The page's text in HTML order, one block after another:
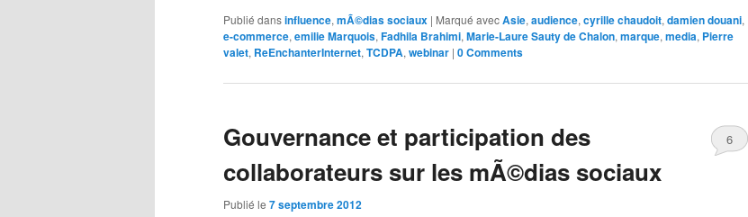
Publié dansinfluence, mÃ©dias sociaux | Marqué avecAsie, audience, cyrille chaudoit, damien douani,
e-commerce, emilie Marquois, Fadhila Brahimi, Marie-Laure Sauty de Chalon, marque, media, Pierre
valet, ReEnchanterInternet, TCDPA, webinar | 0 Comments
Gouvernance et participation des
collaborateurs sur les mÃ©dias sociaux
Publié le 7 septembre 2012
6